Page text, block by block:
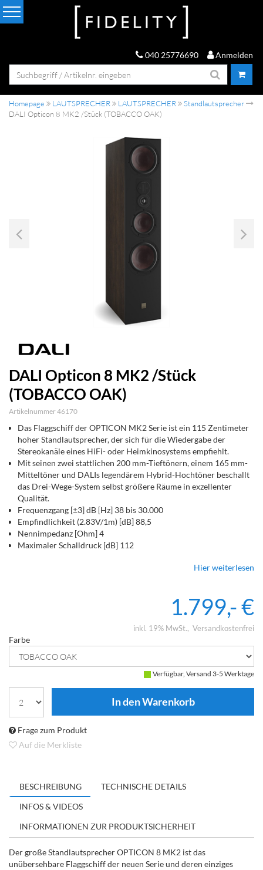
040 25776690 Anmelden
Homepage LAUTSPRECHER LAUTSPRECHER
Standlautsprecher
DALI Opticon 8 MK2 /Stück (TOBACCO OAK)
DALI Opticon 8 MK2 /Stück
(TOBACCO OAK)
Artikelnummer 46170
Das Flaggschiff der OPTICON MK2 Serie ist ein 115 Zentimeter
hoher Standlautsprecher, der sich für die Wiedergabe der
Stereokanäle eines HiFi- oder Heimkinosystems empfiehlt.
Mit seinen zwei stattlichen 200 mm-Tieftönern, einem 165 mm-
Mitteltöner und DALIs legendärem Hybrid-Hochtöner beschallt
das Drei-Wege-System selbst größere Räume in exzellenter
Qualität.
Frequenzgang [±3] dB [Hz] 38 bis 30.000
Empfindlichkeit (2.83V/1m) [dB] 88,5
Nennimpedanz [Ohm] 4
Maximaler Schalldruck [dB] 112
Hier weiterlesen
1.799,- €
inkl. 19% MwSt. Versandkostenfrei
Farbe
Verfügbar, Versand 3-5 Werktage
Frage zum Produkt
Auf die Merkliste
BESCHREIBUNG
TECHNISCHE DETAILS
INFOS & VIDEOS
INFORMATIONEN ZUR PRODUKTSICHERHEIT
Der große Standlautsprecher OPTICON 8 MK2 ist das
unübersehbare Flaggschiff der neuen Serie und deren einziges